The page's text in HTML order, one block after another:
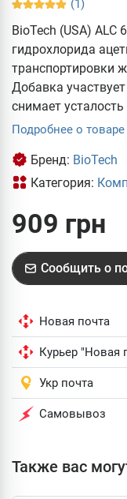
(1)
BioTech (USA) ALC
гидрохлорида
транспортировки
Добавка
снимает
Подробнее о товаре
Бренд: BioTech
Категория:
909 грн
Сообщить о
Новая почта
Курьер "Новая
Укр почта
Самовывоз
Также вас